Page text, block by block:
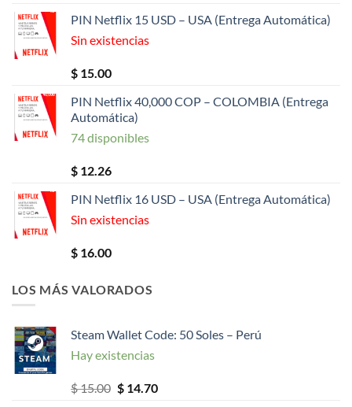
PIN Netflix 15 USD – USA (Entrega Automática)
Sin existencias
$ 15.00
PIN Netflix 40,000 COP – COLOMBIA (Entrega
Automática)
74 disponibles
$ 12.26
PIN Netflix 16 USD – USA (Entrega Automática)
Sin existencias
$ 16.00
LOS MÁS VALORADOS
Steam Wallet Code: 50 Soles – Perú
Hay existencias
$15.00 El
$14.70El